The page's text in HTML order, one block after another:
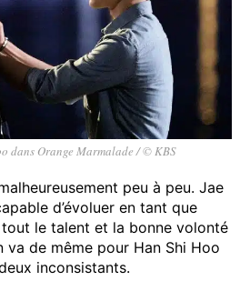
dans Orange Marmalade / © KBS
peu à peu. Jae
d’évoluer en tant que
le talent et la bonne volonté
va de même pour Han Shi Hoo
inconsistants.